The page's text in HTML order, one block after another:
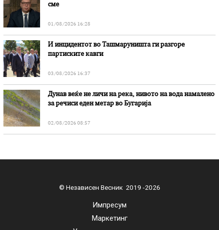
сме
01/08/2026 16:28
И инцидентот во Ташмаруништa ги разгоре
партиските кавги
03/08/2026 16:37
Дунав веќе не личи на река, нивото на вода намалено
за речиси еден метар во Бугарија
02/08/2026 08:57
© Независен Весник 2019 -2026
Импресум
Маркетинг